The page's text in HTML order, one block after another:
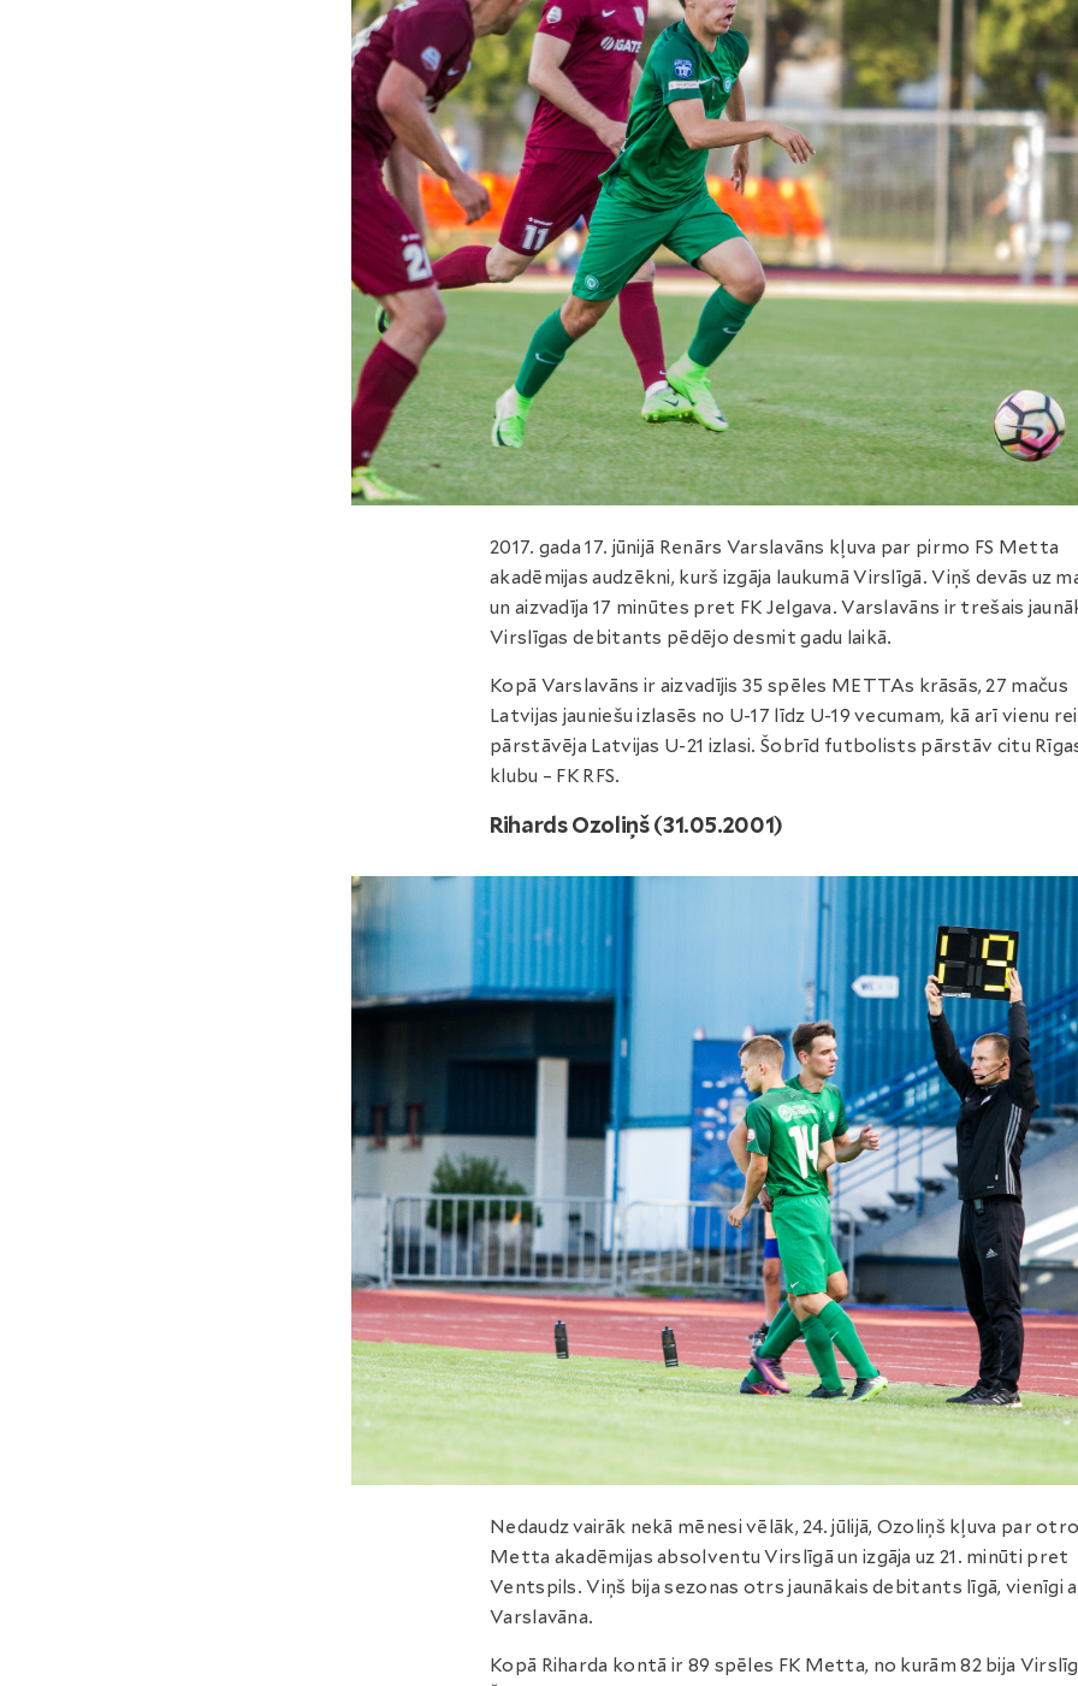
2017. gada 17. jūnijā Renārs Varslavāns kļuva par pirmo FS Metta
akadēmijas audzēkni, kurš izgāja laukumā Virslīgā. Viņš devās uz
un aizvadīja 17 minūtes pret FK Jelgava. Varslavāns ir trešais
Virslīgas debitants pēdējo desmit gadu laikā.
Kopā Varslavāns ir aizvadījis 35 spēles METTAs krāsās, 27 mačus
Latvijas jauniešu izlasēs no U-17 līdz U-19 vecumam, kā arī vienu
pārstāvēja Latvijas U-21 izlasi. Šobrīd futbolists pārstāv citu
klubu – FK RFS.
Rihards Ozoliņš (31.05.2001)
Nedaudz vairāk nekā mēnesi vēlāk, 24. jūlijā, Ozoliņš kļuva par otro
Metta akadēmijas absolventu Virslīgā un izgāja uz 21. minūti pret
Ventspils. Viņš bija sezonas otrs jaunākais debitants līgā, vienīgi
Varslavāna.
Kopā Riharda kontā ir 89 spēles FK Metta, no kurām 82 bija